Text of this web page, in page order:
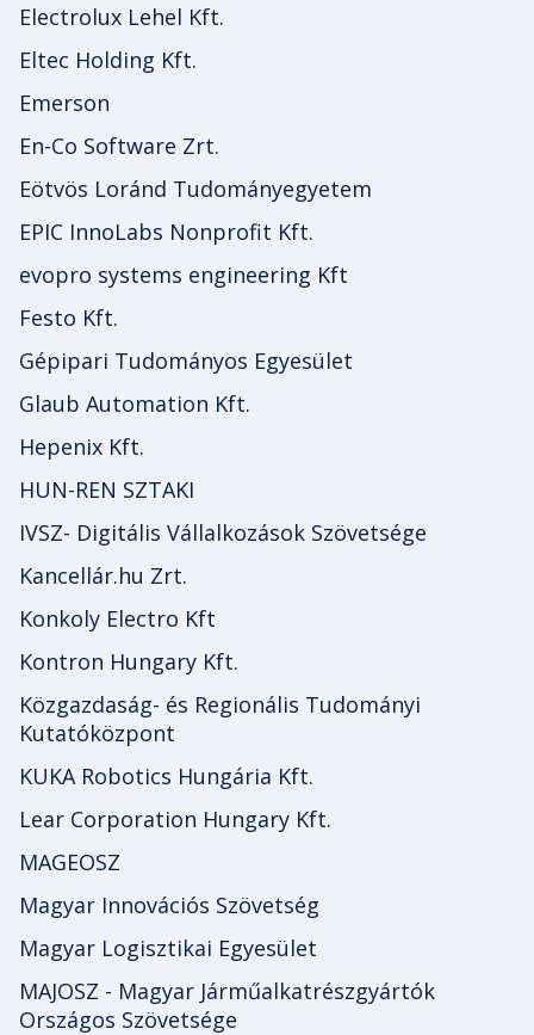
Electrolux Lehel Kft.
Eltec Holding Kft.
Emerson
En-Co Software Zrt.
Eötvös Loránd Tudományegyetem
EPIC InnoLabs Nonprofit Kft.
evopro systems engineering Kft
Festo Kft.
Gépipari Tudományos Egyesület
Glaub Automation Kft.
Hepenix Kft.
HUN-REN SZTAKI
IVSZ- Digitális Vállalkozások Szövetsége
Kancellár.hu Zrt.
Konkoly Electro Kft
Kontron Hungary Kft.
Közgazdaság- és Regionális Tudományi
Kutatóközpont
KUKA Robotics Hungária Kft.
Lear Corporation Hungary Kft.
MAGEOSZ
Magyar Innovációs Szövetség
Magyar Logisztikai Egyesület
MAJOSZ - Magyar Járműalkatrészgyártók
Országos Szövetsége